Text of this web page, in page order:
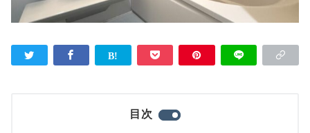
目次